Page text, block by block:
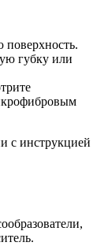
поверхность.
губку или
с инструкцией